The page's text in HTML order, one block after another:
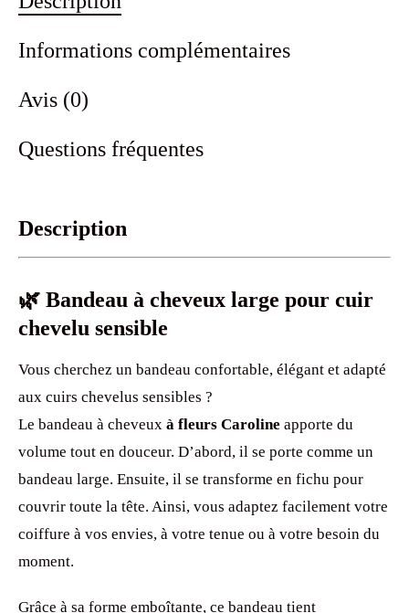
Informations complémentaires
Avis (0)
Questions fréquentes
Description
🌿 Bandeau à cheveux large pour cuir
chevelu sensible
Vous cherchez un bandeau confortable, élégant et adapté
aux cuirs chevelus sensibles ?
Le bandeau à cheveux à fleurs Caroline apporte du
volume tout en douceur. D’abord, il se porte comme un
bandeau large. Ensuite, il se transforme en fichu pour
couvrir toute la tête. Ainsi, vous adaptez facilement votre
coiffure à vos envies, à votre tenue ou à votre besoin du
moment.
Grâce à sa forme emboîtante, ce bandeau tient